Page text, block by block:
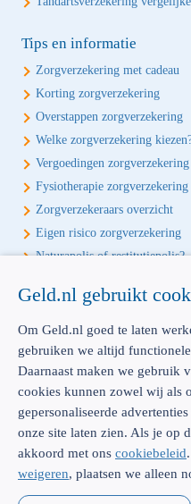
Tips en informatie
Zorgverzekering met cadeau
Korting zorgverzekering
Overstappen zorgverzekering
Welke zorgverzekering
Vergoedingen zorgverzekering
Fysiotherapie zorgverzekering
Zorgverzekeraars overzicht
Eigen risico zorgverzekering
Naturapolis of restitutiepolis?
Écht onafhankelijk
Geld.nl is de écht onafhankelijke
bankproducten. Vergelijk, kies
geen euro te veel!
AFM: 12039914
Emmasingel 23 | 5611 AZ Eindhoven |
Geld.nl gebruikt
Om Geld.nl goed te laten
gebruiken we altijd
Daarnaast maken we gebruik
cookies kunnen zowel wij als
gepersonaliseerde
onze site laten zien. Als je op
akkoord met ons cookiebeleid
weigeren, plaatsen we alleen